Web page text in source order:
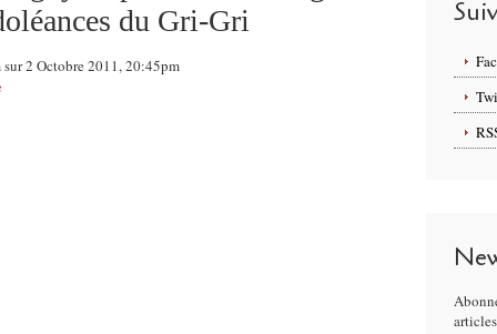
du Gri-Gri
2 Octobre 2011, 20:45pm